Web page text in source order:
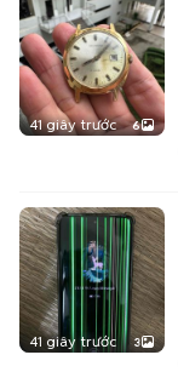
41 giây trước 6
41 giây trước 3